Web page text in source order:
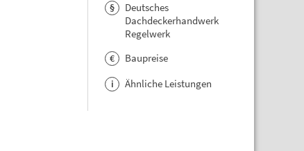
§
Deutsches
Dachdeckerhandwerk
Regelwerk
€ Baupreise
i Ähnliche Leistungen